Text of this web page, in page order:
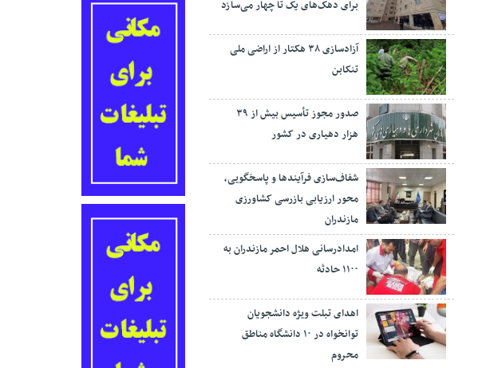
برای دهک‌های یک تا چهار می‌سازد
آزادسازی ۳۸ هکتار از اراضی ملی
تنکابن
صدور مجوز تأسیس بیش از ۳۹
هزار دهیاری در کشور
شفاف‌سازی فرآیند‌ها و پاسخگویی،
محور ارزیابی بازرسی کشاورزی
مازندران
امدادرسانی هلال احمر مازندران به
۱۱۰۰ حادثه
اهدای تبلت ویژه دانشجویان
توانخواه در ۱۰ دانشگاه مناطق
محروم